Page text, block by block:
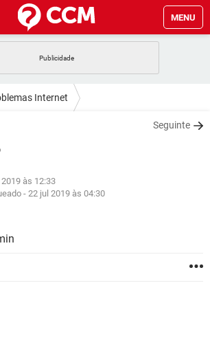
MENU
FACEBOOK
WHATSAPP
EXCEL
Internet
Seguinte
às 12:33
-22 jul 2019 às 04:30